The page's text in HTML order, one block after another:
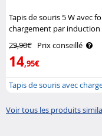
Tapis de souris 5 W avec
chargement par induction
29,90€ Prix conseillé
14,95€
Tapis de souris avec
Voir tous les produits